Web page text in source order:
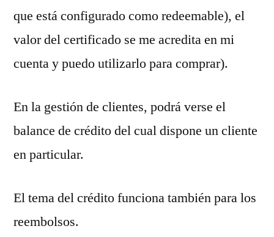
que está configurado como redeemable), el
valor del certificado se me acredita en mi
cuenta y puedo utilizarlo para comprar).
En la gestión de clientes, podrá verse el
balance de crédito del cual dispone un cliente
en particular.
El tema del crédito funciona también para los
reembolsos.